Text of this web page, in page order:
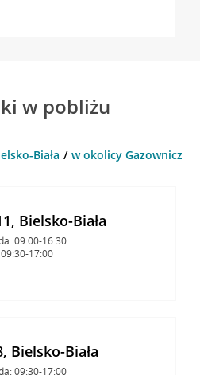
w pobliżu
Biała w okolicy Gazownicza 5
Bielsko-Biała
09:00-16:30
17:00
Bielsko-Biała
09:30-17:00